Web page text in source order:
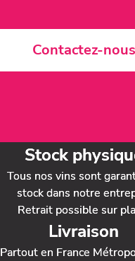
Contactez-nous
Stock
Tous nos vins sont
stock dans notre
Retrait possible sur
Livraison
Partout en France